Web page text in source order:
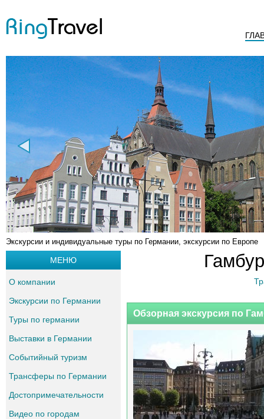
Экскурсии и индивидуальные туры по Германии, экскурсии по Европе
Обзорная экскурсия по
МЕНЮ
О компании
Экскурсии по Германии
Туры по германии
Выставки в Германии
Событийный туризм
Трансферы по Германии
Достопримечательности
Видео по городам